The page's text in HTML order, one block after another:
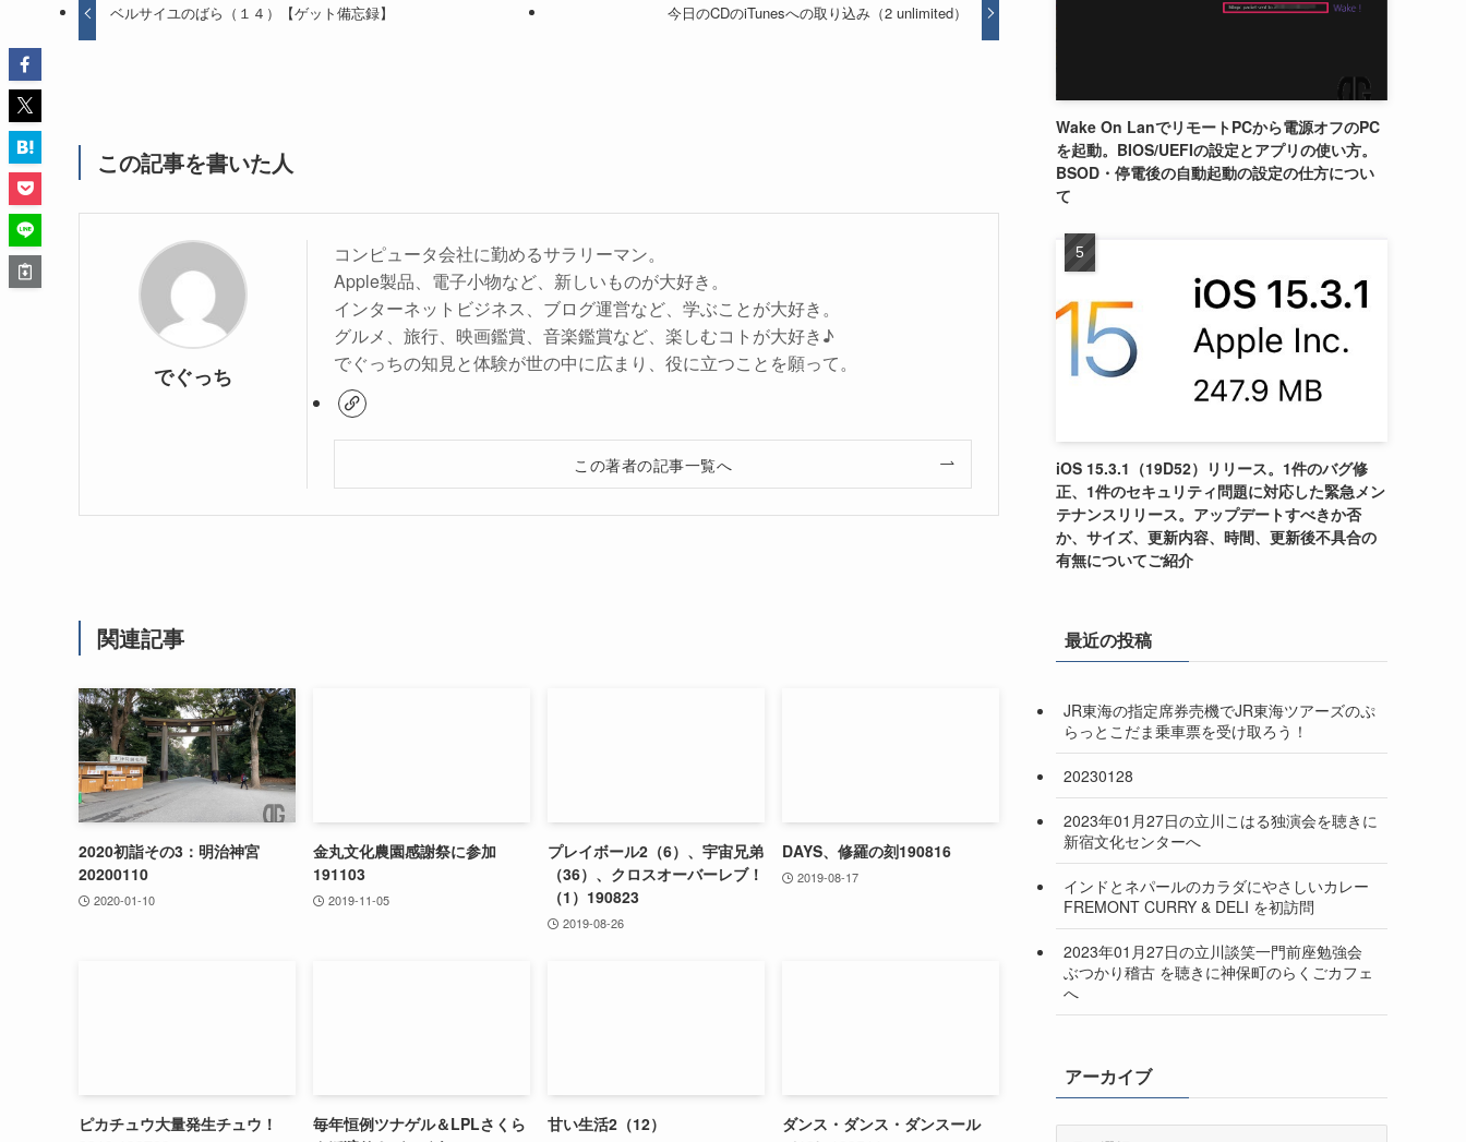
ベルサイユのばら（１４）【ゲット備忘録】 今日のCDのiTunesへの取り込み（2 unlimited）
この記事を書いた人
でぐっち
コンピュータ会社に勤めるサラリーマン。
Apple製品、電子小物など、新しいものが大好き。
インターネットビジネス、ブログ運営など、学ぶことが大好き。
グルメ、旅行、映画鑑賞、音楽鑑賞など、楽しむコトが大好き♪
でぐっちの知見と体験が世の中に広まり、役に立つことを願って。
この著者の記事一覧へ
関連記事
2020初詣その3：明治神宮
20200110
2020-01-10
金丸文化農園感謝祭に参加
191103
2019-11-05
プレイボール2（6）、宇宙兄弟
（36）、クロスオーバーレブ！
（1）190823
2019-08-26
DAYS、修羅の刻190816
2019-08-17
ピカチュウ大量発生チュウ！
毎年恒例ツナゲル＆LPLさくら
甘い生活2（12）
ダンス・ダンス・ダンスール
Wake On LanでリモートPCから電源オフのPC
を起動。BIOS/UEFIの設定とアプリの使い方。
BSOD・停電後の自動起動の設定の仕方につい
て
iOS 15.3.1（19D52）リリース。1件のバグ修
正、1件のセキュリティ問題に対応した緊急メン
テナンスリリース。アップデートすべきか否
か、サイズ、更新内容、時間、更新後不具合の
有無についてご紹介
最近の投稿
JR東海の指定席券売機でJR東海ツアーズのぷ
らっとこだま乗車票を受け取ろう！
20230128
2023年01月27日の立川こはる独演会を聴きに
新宿文化センターへ
インドとネパールのカラダにやさしいカレー
FREMONT CURRY & DELI を初訪問
2023年01月27日の立川談笑一門前座勉強会
ぶつかり稽古 を聴きに神保町のらくごカフェ
へ
アーカイブ